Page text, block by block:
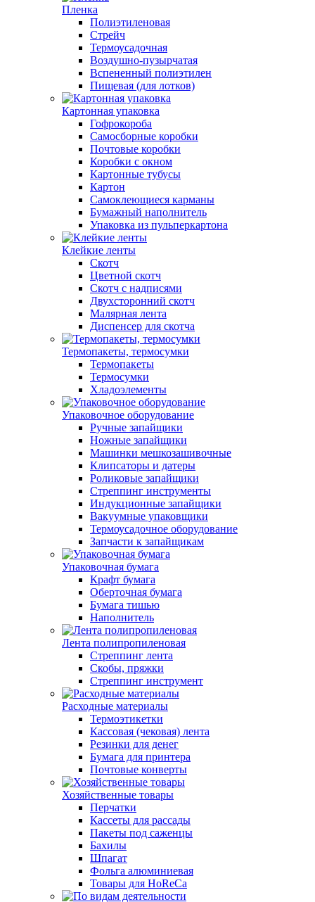
Пленка
Полиэтиленовая
Стрейч
Термоусадочная
Воздушно-пузырчатая
Вспененный полиэтилен
Пищевая (для лотков)
Картонная упаковка
Гофрокороба
Самосборные коробки
Почтовые коробки
Коробки с окном
Картонные тубусы
Картон
Самоклеющиеся карманы
Бумажный наполнитель
Упаковка из пульперкартона
Клейкие ленты
Скотч
Цветной скотч
Скотч с надписями
Двухсторонний скотч
Малярная лента
Диспенсер для скотча
Термопакеты, термосумки
Термопакеты
Термосумки
Хладоэлементы
Упаковочное оборудование
Ручные запайщики
Ножные запайщики
Машинки мешкозашивочные
Клипсаторы и датеры
Роликовые запайщики
Стреппинг инструменты
Индукционные запайщики
Вакуумные упаковщики
Термоусадочное оборудование
Запчасти к запайщикам
Упаковочная бумага
Крафт бумага
Оберточная бумага
Бумага тишью
Наполнитель
Лента полипропиленовая
Стреппинг лента
Скобы, пряжки
Стреппинг инструмент
Расходные материалы
Термоэтикетки
Кассовая (чековая) лента
Резинки для денег
Бумага для принтера
Почтовые конверты
Хозяйственные товары
Перчатки
Кассеты для рассады
Пакеты под саженцы
Бахилы
Шпагат
Фольга алюминиевая
Товары для HoReCa